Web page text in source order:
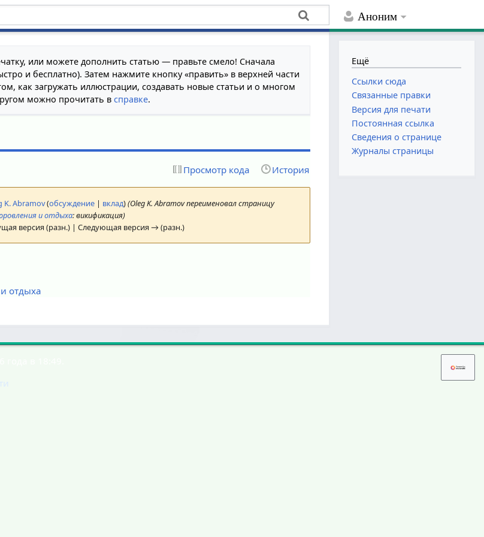
Аноним
или можете дополнить статью — правьте смело! Сначала
и бесплатно). Затем нажмите кнопку «править» в верхней части
как загружать иллюстрации, создавать новые статьи и о многом
можно прочитать в справке.
Просмотр кода История
K. Abramov(обсуждение | вклад)(Oleg K. Abramov переименовал страницу
и отдыха: викификация)
версия (разн.) | Следующая версия → (разн.)
отдыха
Ещё
Ссылки сюда
Связанные правки
Версия для печати
Постоянная ссылка
Сведения о странице
Журналы страницы